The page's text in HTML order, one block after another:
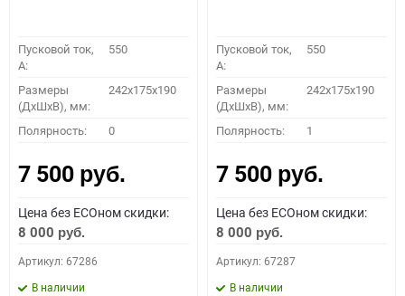
ПОДОБРАТЬ
Как определить полярность?
0 - обратная 1 - прямая 3 - обратная 4 - прямая
Пусковой ток,
A:
550
Размеры
(ДхШхВ), мм:
242x175x190
Полярность: 0
7 500 руб.
Цена без ECOном скидки:
8 000 руб.
Артикул: 67286
В наличии
Пусковой ток,
A:
550
Размеры
(ДхШхВ), мм:
242x175x190
Полярность: 1
7 500 руб.
Цена без ECOном скидки:
8 000 руб.
Артикул: 67287
В наличии